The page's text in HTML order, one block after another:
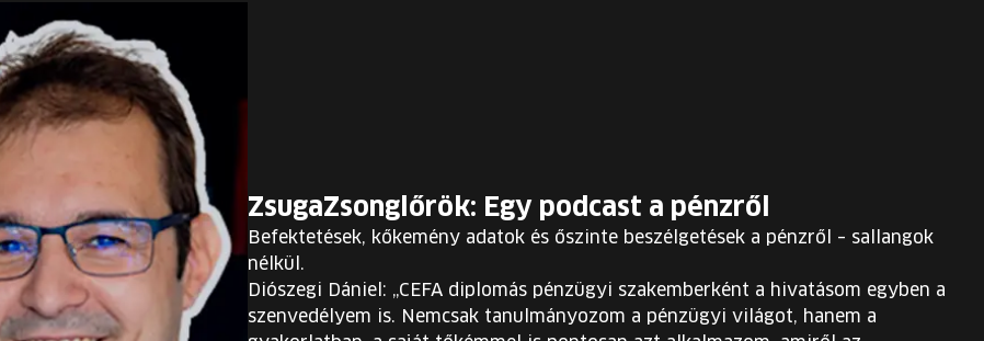
ZsugaZsonglőrök: Egy podcast a pénzről
Befektetések, kőkemény adatok és őszinte beszélgetések a pénzről – sallangok
nélkül.
Diószegi Dániel: „CEFA diplomás pénzügyi szakemberként a hivatásom egyben a
szenvedélyem is. Nemcsak tanulmányozom a pénzügyi világot, hanem a